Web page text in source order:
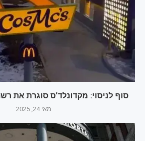
סוף לניסוי: מקדונלד'ס סוגרת את
מאי 24, 2025